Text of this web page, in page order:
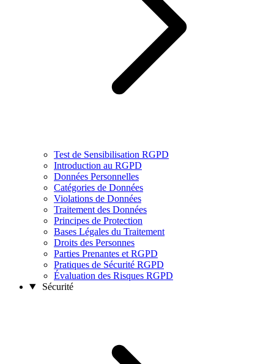
Test de Sensibilisation RGPD
Introduction au RGPD
Données Personnelles
Catégories de Données
Violations de Données
Traitement des Données
Principes de Protection
Bases Légales du Traitement
Droits des Personnes
Parties Prenantes et RGPD
Pratiques de Sécurité RGPD
Évaluation des Risques RGPD
Sécurité